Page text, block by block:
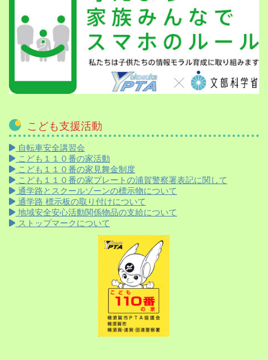
こども支援活動
自転車安全講習会
こども１１０番の家活動
こども１１０番の家見舞金制度
こども１１０番の家プレートの浦賀警察署表記に関して
通学路とスクールゾーンの標示物について
通学路 標示板の取り付けについて
地域安全安心活動関係物品の支給について
ストップマークについて